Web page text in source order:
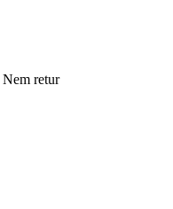
Nem retur